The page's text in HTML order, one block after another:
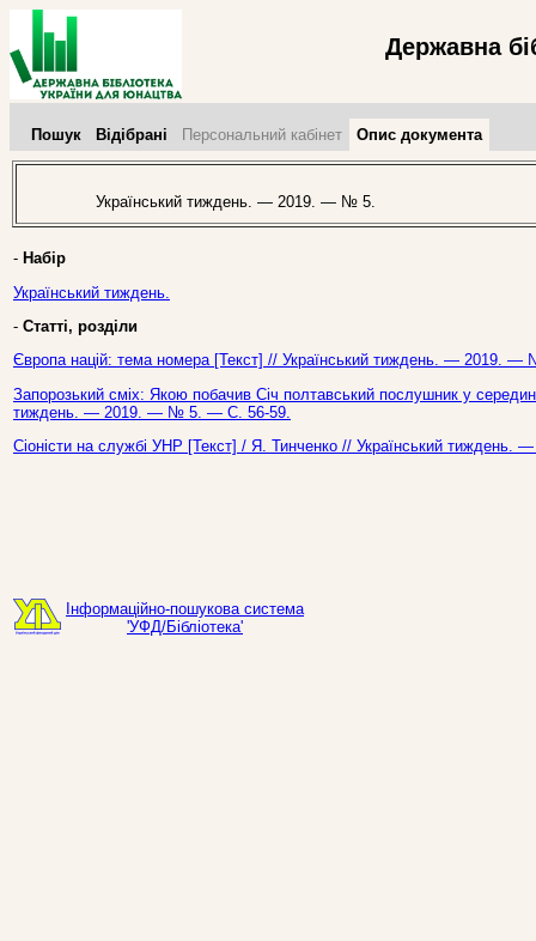
Державна
Пошук Відібрані Персональний кабінет Опис документа
Український тиждень. — 2019. — № 5.
- Набір
Український тиждень.
- Статті, розділи
Європа націй: тема номера [Текст] // Український тиждень. — 2019.
Запорозький сміх: Якою побачив Січ полтавський послушник у
тиждень. — 2019. — № 5. — С. 56-59.
Сіоністи на службі УНР [Текст] / Я. Тинченко // Український
Інформаційно-пошукова система
'УФД/Бібліотека'